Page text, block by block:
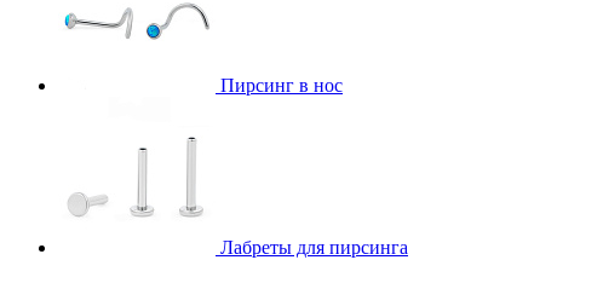
Пирсинг в нос
Лабреты для пирсинга